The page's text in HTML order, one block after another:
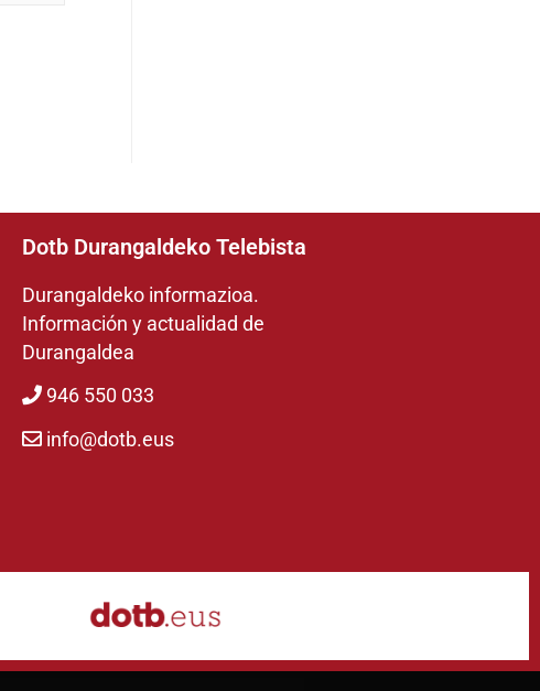
Dotb Durangaldeko Telebista
Durangaldeko informazioa.
Información y actualidad de
Durangaldea
946 550 033
info@dotb.eus